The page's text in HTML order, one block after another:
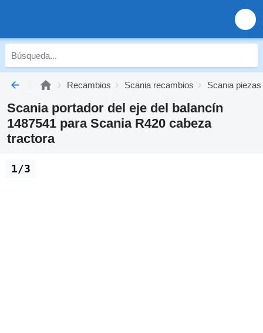
Recambios Scania recambios Scania
Scania portador del eje del balancín
1487541 para Scania R420 cabeza
tractora
1/3